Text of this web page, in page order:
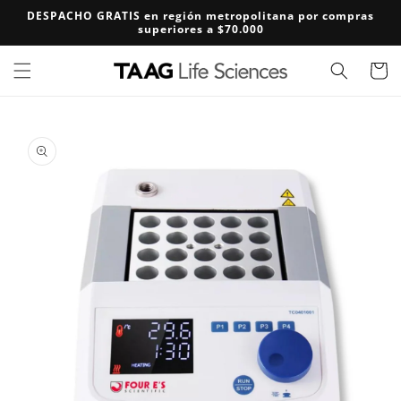
directamente
DESPACHO GRATIS en región metropolitana por compras
superiores a $70.000
Carrito
a la
información